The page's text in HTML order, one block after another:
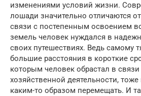
изменениями условий жизни.
лошади значительно отличаются
связи с постепенным освоением
земель человек нуждался в
своих путешествиях. Ведь самому
большие расстояния в короткие
которым человек обрастал в
хозяйственной деятельности,
каким-то образом перемещать. И